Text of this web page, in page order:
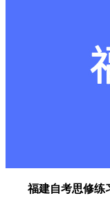
福建自考思修练习